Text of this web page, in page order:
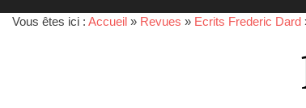
Vous êtes ici : Accueil » Revues » Ecrits Frederic Dard